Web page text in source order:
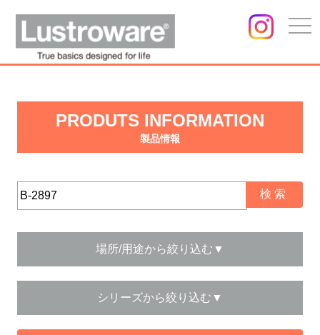
PRODUTS INFORMATION
製品情報
場所/用途から絞り込む▼
シリーズから絞り込む▼